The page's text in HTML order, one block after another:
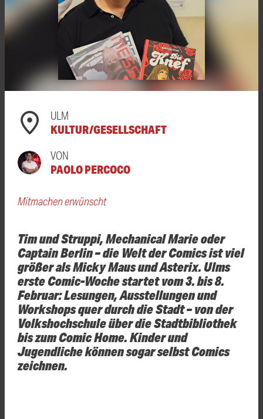
ULM
KULTUR/GESELLSCHAFT
VON
PAOLO PERCOCO
Mitmachen erwünscht
Tim und Struppi, Mechanical Marie oder
Captain Berlin – die Welt der Comics ist viel
größer als Micky Maus und Asterix. Ulms
erste Comic-Woche startet vom 3. bis 8.
Februar: Lesungen, Ausstellungen und
Workshops quer durch die Stadt – von der
Volkshochschule über die Stadtbibliothek
bis zum Comic Home. Kinder und
Jugendliche können sogar selbst Comics
zeichnen.